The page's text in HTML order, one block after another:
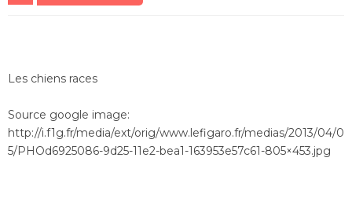
Les chiens races
Source google image:
http://i.f1g.fr/media/ext/orig/www.lefigaro.fr/medias/2013/04/0
5/PHOd6925086-9d25-11e2-bea1-163953e57c61-805×453.jpg